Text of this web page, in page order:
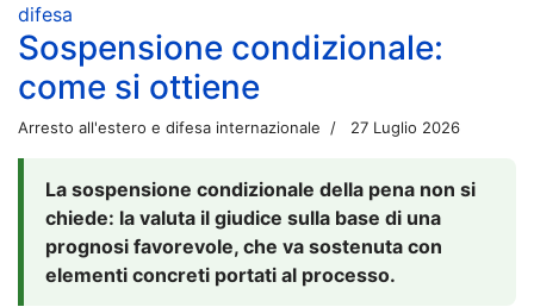
difesa
Sospensione condizionale:
come si ottiene
Arresto all'estero e difesa internazionale 27 Luglio 2026
La sospensione condizionale della pena non si
chiede: la valuta il giudice sulla base di una
prognosi favorevole, che va sostenuta con
elementi concreti portati al processo.